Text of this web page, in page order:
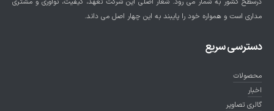
مداری است و همواره خود را پایبند به این چهار اصل می داند.
دسترسی سریع
محصولات
اخبار
گالری تصاویر